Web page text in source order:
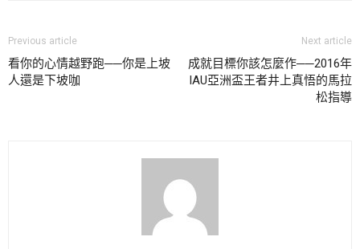
Previous article
看你的心情越野跑──你是上坡
人還是下坡咖
Next article
成就目標你該怎麼作──2016年
IAU亞洲盃王者井上真悟的馬拉
松指導